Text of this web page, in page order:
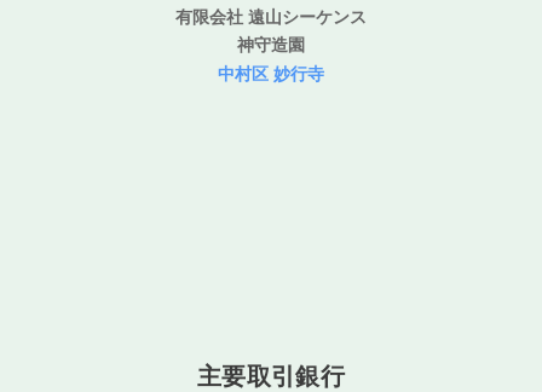
有限会社 遠山シーケンス
神守造園
中村区 妙行寺
主要取引銀行